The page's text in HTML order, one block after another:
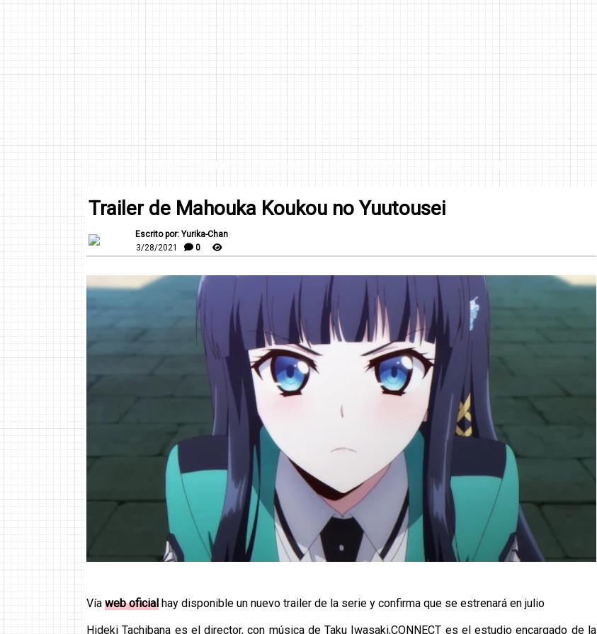
AFILIADOS DISCLAIMER ¿QUIÉNES SOMOS?
Trailer de Mahouka Koukou no Yuutousei
Escrito por: Yurika-Chan
3/28/2021
0
Vía web oficial hay disponible un nuevo trailer de la serie y confirma que se estrenará en julio
Hideki Tachibana es el director, con música de Taku Iwasaki,CONNECT es el estudio encargado de la